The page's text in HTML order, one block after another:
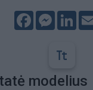
Facebook
modelius